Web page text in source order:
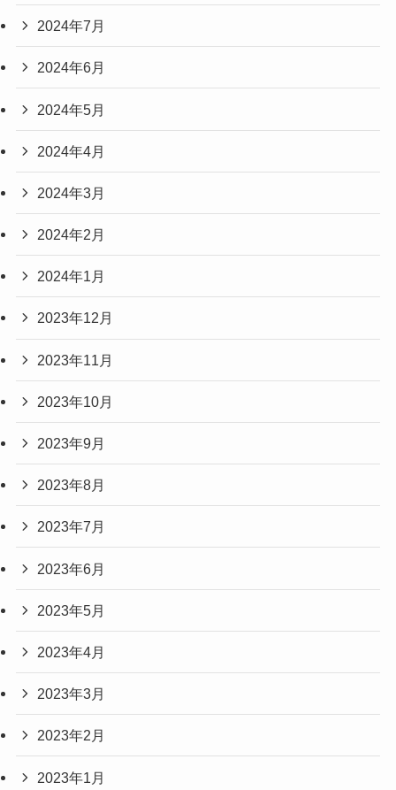
2024年7月
2024年6月
2024年5月
2024年4月
2024年3月
2024年2月
2024年1月
2023年12月
2023年11月
2023年10月
2023年9月
2023年8月
2023年7月
2023年6月
2023年5月
2023年4月
2023年3月
2023年2月
2023年1月